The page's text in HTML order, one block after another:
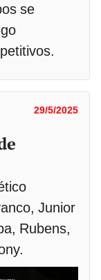
se
29/5/2025
Junior
Rubens,